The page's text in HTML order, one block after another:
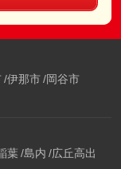
伊那市 岡谷市
葉 島内 広丘高出